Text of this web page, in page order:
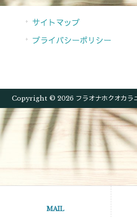
サイトマップ
プライバシーポリシー
Copyright © 2026 フラオナホクオカ
MAIL